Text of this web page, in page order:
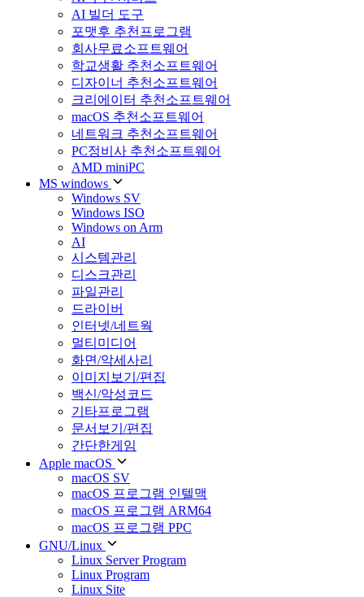
AI 빌더 도구
포맷후 추천프로그램
회사무료소프트웨어
학교생활 추천소프트웨어
디자이너 추천소프트웨어
크리에이터 추천소프트웨어
macOS 추천소프트웨어
네트워크 추천소프트웨어
PC정비사 추천소프트웨어
AMD miniPC
MS windows
Windows SV
Windows ISO
Windows on Arm
AI
시스템관리
디스크관리
파일관리
드라이버
인터넷/네트웍
멀티미디어
화면/악세사리
이미지보기/편집
백신/악성코드
기타프로그램
문서보기/편집
간단한게임
Apple macOS
macOS SV
macOS 프로그램 인텔맥
macOS 프로그램 ARM64
macOS 프로그램 PPC
GNU/Linux
Linux Server Program
Linux Program
Linux Site